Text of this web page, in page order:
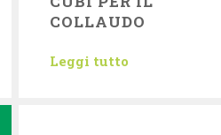
COLLAUDO
Leggi tutto